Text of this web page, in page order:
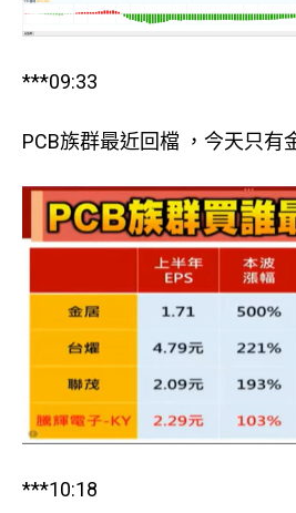
***09:33
PCB族群最近回檔 ，今天只有
***10:18